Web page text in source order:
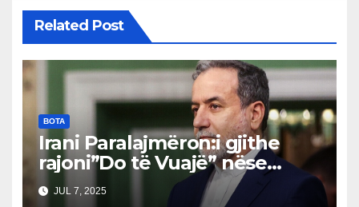
Related Post
BOTA
Irani Paralajmëron:i gjithe
rajoni”Do të Vuajë” nëse
Izraeli Nuk Mbahet
JUL 7, 2025